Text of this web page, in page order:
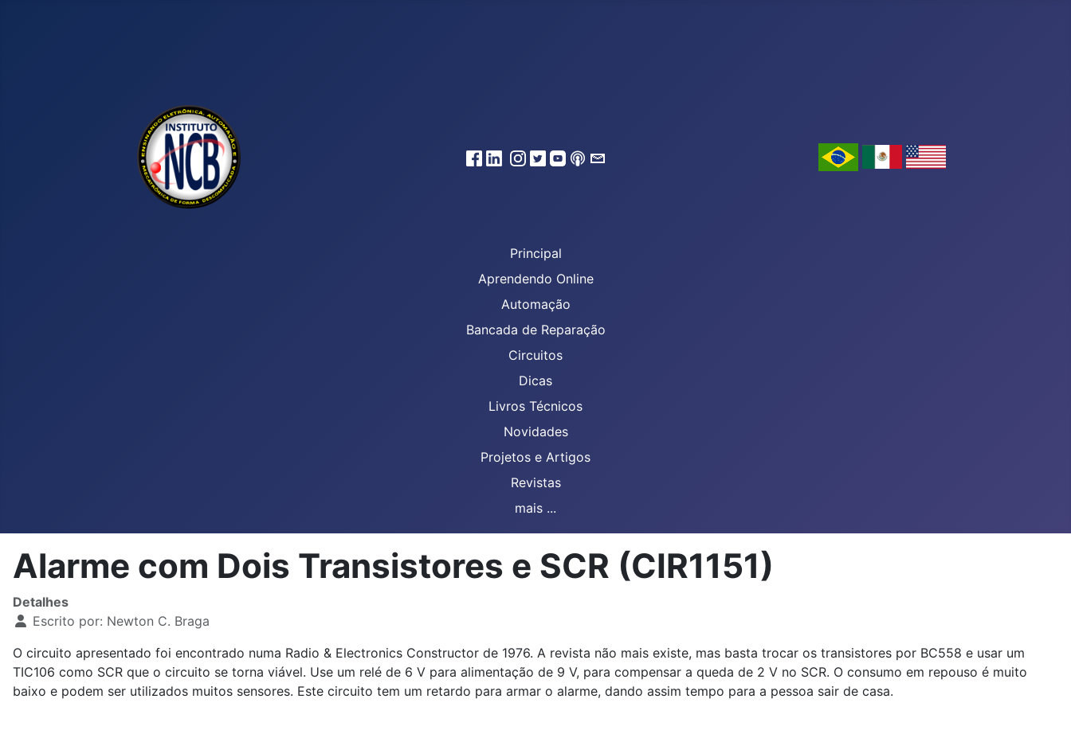
Principal
Aprendendo Online
Automação
Bancada de Reparação
Circuitos
Dicas
Livros Técnicos
Novidades
Projetos e Artigos
Revistas
mais ...
Alarme com Dois Transistores e SCR (CIR1151)
Detalhes
Escrito por: Newton C. Braga
O circuito apresentado foi encontrado numa Radio & Electronics Constructor de 1976. A revista não mais existe, mas basta trocar os transistores por BC558 e usar um
TIC106 como SCR que o circuito se torna viável. Use um relé de 6 V para alimentação de 9 V, para compensar a queda de 2 V no SCR. O consumo em repouso é muito
baixo e podem ser utilizados muitos sensores. Este circuito tem um retardo para armar o alarme, dando assim tempo para a pessoa sair de casa.